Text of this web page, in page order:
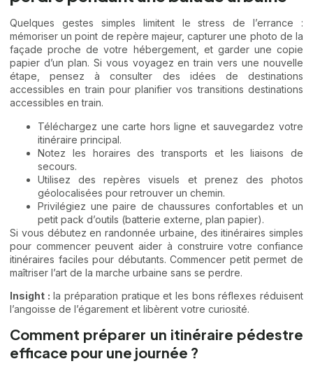
Quelques gestes simples limitent le stress de l’errance :
mémoriser un point de repère majeur, capturer une photo de la
façade proche de votre hébergement, et garder une copie
papier d’un plan. Si vous voyagez en train vers une nouvelle
étape, pensez à consulter des idées de destinations
accessibles en train pour planifier vos transitions destinations
accessibles en train.
Téléchargez une carte hors ligne et sauvegardez votre
itinéraire principal.
Notez les horaires des transports et les liaisons de
secours.
Utilisez des repères visuels et prenez des photos
géolocalisées pour retrouver un chemin.
Privilégiez une paire de chaussures confortables et un
petit pack d’outils (batterie externe, plan papier).
Si vous débutez en randonnée urbaine, des itinéraires simples
pour commencer peuvent aider à construire votre confiance
itinéraires faciles pour débutants. Commencer petit permet de
maîtriser l’art de la marche urbaine sans se perdre.
Insight : la préparation pratique et les bons réflexes réduisent
l’angoisse de l’égarement et libèrent votre curiosité.
Comment préparer un itinéraire pédestre
efficace pour une journée ?